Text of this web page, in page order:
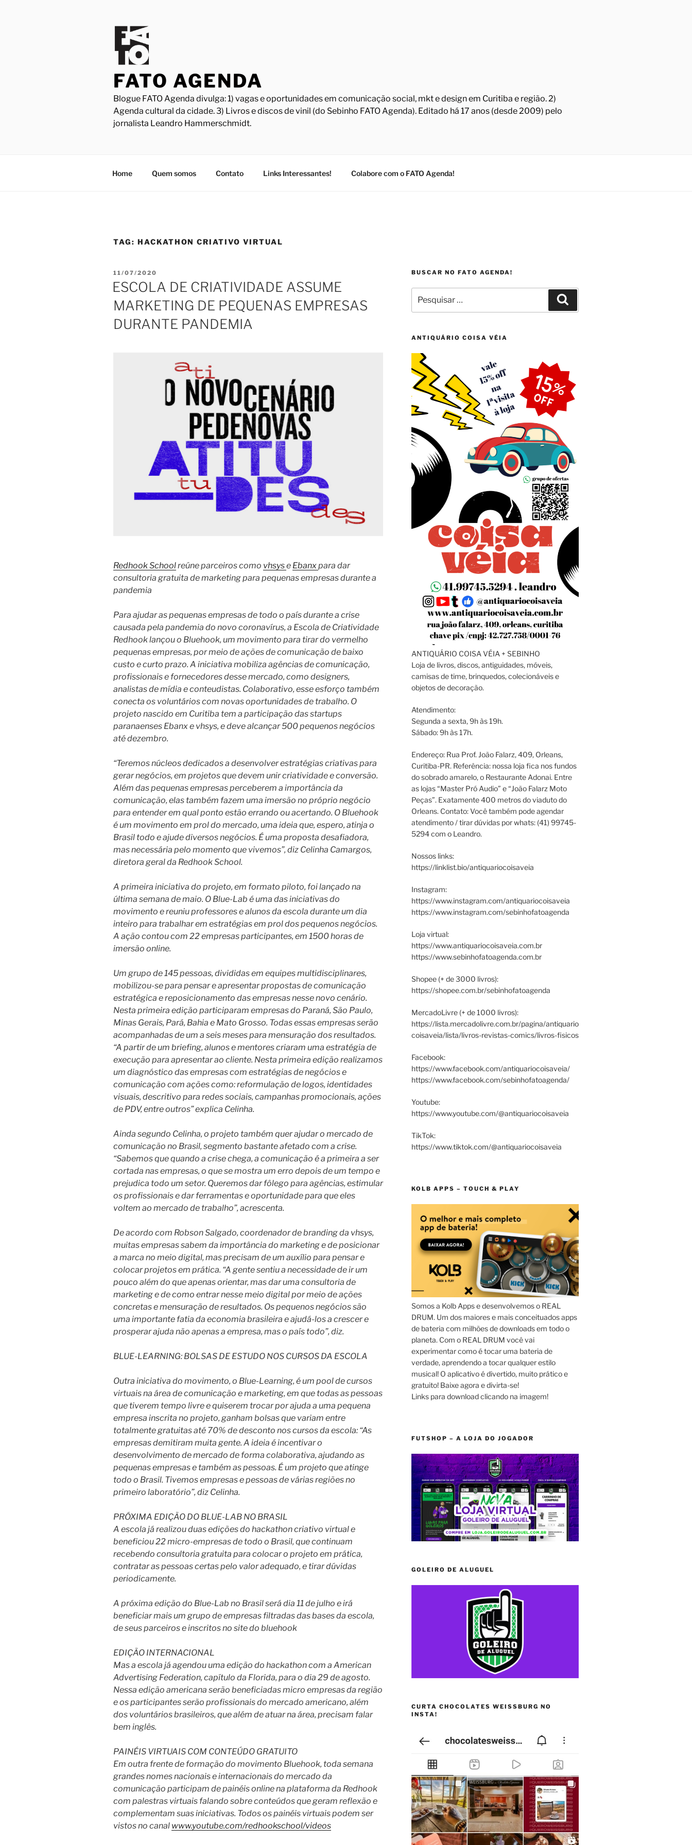
FATO AGENDA
Blogue FATO Agenda divulga: 1) vagas e oportunidades em comunicação social, mkt e design em Curitiba e região. 2)
Agenda cultural da cidade. 3) Livros e discos de vinil (do Sebinho FATO Agenda). Editado há 17 anos (desde 2009) pelo
jornalista Leandro Hammerschmidt.
Home Quem somos Contato Links Interessantes! Colabore com o FATO Agenda!
TAG: HACKATHON CRIATIVO VIRTUAL
PUBLICADO
EM
11/07/2020
ESCOLA DE CRIATIVIDADE ASSUME
MARKETING DE PEQUENAS EMPRESAS
DURANTE PANDEMIA
Redhook Schoolreúne parceiros como vhsyse Ebanxpara dar
consultoria gratuita de marketing para pequenas empresas durante a
pandemia
Para ajudar as pequenas empresas de todo o país durante a crise
causada pela pandemia do novo coronavírus, a Escola de Criatividade
Redhook lançou o Bluehook, um movimento para tirar do vermelho
pequenas empresas, por meio de ações de comunicação de baixo
custo e curto prazo. A iniciativa mobiliza agências de comunicação,
profissionais e fornecedores desse mercado, como designers,
analistas de mídia e conteudistas. Colaborativo, esse esforço também
conecta os voluntários com novas oportunidades de trabalho. O
projeto nascido em Curitiba tem a participação das startups
paranaenses Ebanx e vhsys, e deve alcançar 500 pequenos negócios
até dezembro.
“Teremos núcleos dedicados a desenvolver estratégias criativas para
gerar negócios, em projetos que devem unir criatividade e conversão.
Além das pequenas empresas perceberem a importância da
comunicação, elas também fazem uma imersão no próprio negócio
para entender em qual ponto estão errando ou acertando. O Bluehook
é um movimento em prol do mercado, uma ideia que, espero, atinja o
Brasil todo e ajude diversos negócios. É uma proposta desafiadora,
mas necessária pelo momento que vivemos”, diz Celinha Camargos,
diretora geral da Redhook School.
A primeira iniciativa do projeto, em formato piloto, foi lançado na
última semana de maio. O Blue-Lab é uma das iniciativas do
movimento e reuniu professores e alunos da escola durante um dia
inteiro para trabalhar em estratégias em prol dos pequenos negócios.
A ação contou com 22 empresas participantes, em 1500 horas de
imersão online.
Um grupo de 145 pessoas, divididas em equipes multidisciplinares,
mobilizou-se para pensar e apresentar propostas de comunicação
estratégica e reposicionamento das empresas nesse novo cenário.
Nesta primeira edição participaram empresas do Paraná, São Paulo,
Minas Gerais, Pará, Bahia e Mato Grosso. Todas essas empresas serão
acompanhadas de um a seis meses para mensuração dos resultados.
“A partir de um briefing, alunos e mentores criaram uma estratégia de
execução para apresentar ao cliente. Nesta primeira edição realizamos
um diagnóstico das empresas com estratégias de negócios e
comunicação com ações como: reformulação de logos, identidades
visuais, descritivo para redes sociais, campanhas promocionais, ações
de PDV, entre outros” explica Celinha.
Ainda segundo Celinha, o projeto também quer ajudar o mercado de
comunicação no Brasil, segmento bastante afetado com a crise.
“Sabemos que quando a crise chega, a comunicação é a primeira a ser
cortada nas empresas, o que se mostra um erro depois de um tempo e
prejudica todo um setor. Queremos dar fôlego para agências, estimular
os profissionais e dar ferramentas e oportunidade para que eles
voltem ao mercado de trabalho”, acrescenta.
De acordo com Robson Salgado, coordenador de branding da vhsys,
muitas empresas sabem da importância do marketing e de posicionar
a marca no meio digital, mas precisam de um auxílio para pensar e
colocar projetos em prática. “A gente sentiu a necessidade de ir um
pouco além do que apenas orientar, mas dar uma consultoria de
marketing e de como entrar nesse meio digital por meio de ações
concretas e mensuração de resultados. Os pequenos negócios são
uma importante fatia da economia brasileira e ajudá-los a crescer e
prosperar ajuda não apenas a empresa, mas o país todo”, diz.
BLUE-LEARNING: BOLSAS DE ESTUDO NOS CURSOS DA ESCOLA
Outra iniciativa do movimento, o Blue-Learning, é um pool de cursos
virtuais na área de comunicação e marketing, em que todas as pessoas
que tiverem tempo livre e quiserem trocar por ajuda a uma pequena
empresa inscrita no projeto, ganham bolsas que variam entre
totalmente gratuitas até 70% de desconto nos cursos da escola: “As
empresas demitiram muita gente. A ideia é incentivar o
desenvolvimento de mercado de forma colaborativa, ajudando as
pequenas empresas e também as pessoas. É um projeto que atinge
todo o Brasil. Tivemos empresas e pessoas de várias regiões no
primeiro laboratório”, diz Celinha.
PRÓXIMA EDIÇÃO DO BLUE-LAB NO BRASIL
A escola já realizou duas edições do hackathon criativo virtual e
beneficiou 22 micro-empresas de todo o Brasil, que continuam
recebendo consultoria gratuita para colocar o projeto em prática,
contratar as pessoas certas pelo valor adequado, e tirar dúvidas
periodicamente.
A próxima edição do Blue-Lab no Brasil será dia 11 de julho e irá
beneficiar mais um grupo de empresas filtradas das bases da escola,
de seus parceiros e inscritos no site do bluehook
EDIÇÃO INTERNACIONAL
Mas a escola já agendou uma edição do hackathon com a American
Advertising Federation, capítulo da Florida, para o dia 29 de agosto.
Nessa edição americana serão beneficiadas micro empresas da região
e os participantes serão profissionais do mercado americano, além
dos voluntários brasileiros, que além de atuar na área, precisam falar
bem inglês.
PAINÉIS VIRTUAIS COM CONTEÚDO GRATUITO
Em outra frente de formação do movimento Bluehook, toda semana
grandes nomes nacionais e internacionais do mercado da
comunicação participam de painéis online na plataforma da Redhook
com palestras virtuais falando sobre conteúdos que geram reflexão e
complementam suas iniciativas. Todos os painéis virtuais podem ser
vistos no canal www.youtube.com/redhookschool/videos
BUSCAR NO FATO AGENDA!
por:
ANTIQUÁRIO COISA VÉIA
ANTIQUÁRIO COISA VÉIA + SEBINHO
Loja de livros, discos, antiguidades, móveis,
camisas de time, brinquedos, colecionáveis e
objetos de decoração.
Atendimento:
Segunda a sexta, 9h às 19h.
Sábado: 9h às 17h.
Endereço: Rua Prof. João Falarz, 409, Orleans,
Curitiba-PR. Referência: nossa loja fica nos fundos
do sobrado amarelo, o Restaurante Adonai. Entre
as lojas “Master Pró Audio” e “João Falarz Moto
Peças”. Exatamente 400 metros do viaduto do
Orleans. Contato: Você também pode agendar
atendimento / tirar dúvidas por whats: (41) 99745-
5294 com o Leandro.
Nossos links:
https://linklist.bio/antiquariocoisaveia
Instagram:
https://www.instagram.com/antiquariocoisaveia
https://www.instagram.com/sebinhofatoagenda
Loja virtual:
https://www.antiquariocoisaveia.com.br
https://www.sebinhofatoagenda.com.br
Shopee (+ de 3000 livros):
https://shopee.com.br/sebinhofatoagenda
MercadoLivre (+ de 1000 livros):
https://lista.mercadolivre.com.br/pagina/antiquario
coisaveia/lista/livros-revistas-comics/livros-fisicos
Facebook:
https://www.facebook.com/antiquariocoisaveia/
https://www.facebook.com/sebinhofatoagenda/
Youtube:
https://www.youtube.com/@antiquariocoisaveia
TikTok:
https://www.tiktok.com/@antiquariocoisaveia
KOLB APPS – TOUCH & PLAY
Somos a Kolb Apps e desenvolvemos o REAL
DRUM. Um dos maiores e mais conceituados apps
de bateria com milhões de downloads em todo o
planeta. Com o REAL DRUM você vai
experimentar como é tocar uma bateria de
verdade, aprendendo a tocar qualquer estilo
musical! O aplicativo é divertido, muito prático e
gratuito! Baixe agora e divirta-se!
Links para download clicando na imagem!
FUTSHOP – A LOJA DO JOGADOR
GOLEIRO DE ALUGUEL
CURTA CHOCOLATES WEISSBURG NO
INSTA!